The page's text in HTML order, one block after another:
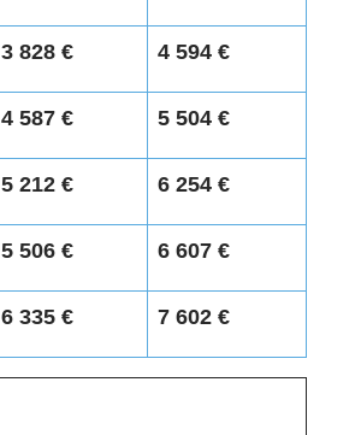
3 828 € 4 594 €
4 587 € 5 504 €
5 212 € 6 254 €
5 506 € 6 607 €
6 335 € 7 602 €